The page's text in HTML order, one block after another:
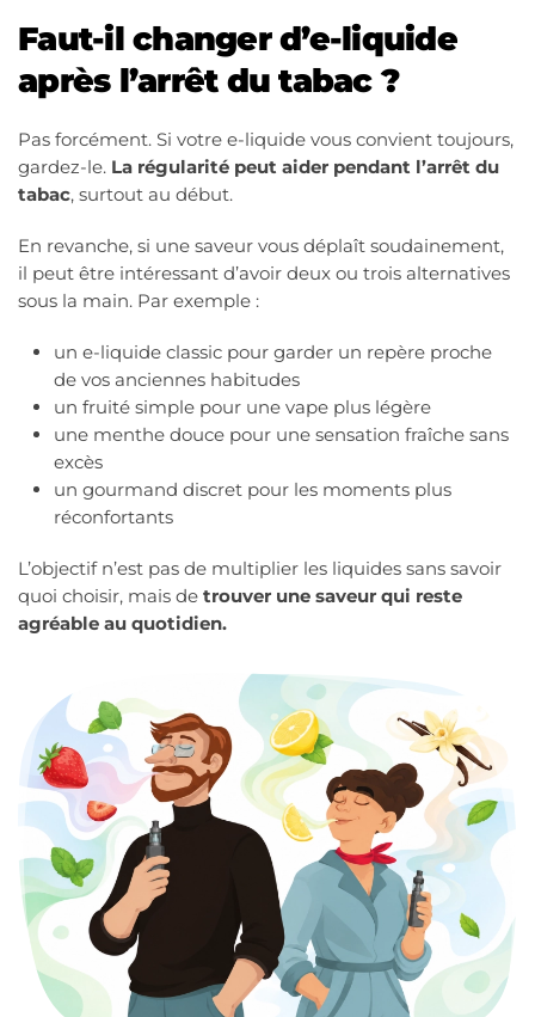
Faut-il changer d’e-liquide
après l’arrêt du tabac ?
Pas forcément. Si votre e-liquide vous convient toujours,
gardez-le. La régularité peut aider pendant l’arrêt du
tabac, surtout au début.
En revanche, si une saveur vous déplaît soudainement,
il peut être intéressant d’avoir deux ou trois alternatives
sous la main. Par exemple :
un e-liquide classic pour garder un repère proche
de vos anciennes habitudes
un fruité simple pour une vape plus légère
une menthe douce pour une sensation fraîche sans
excès
un gourmand discret pour les moments plus
réconfortants
L’objectif n’est pas de multiplier les liquides sans savoir
quoi choisir, mais de trouver une saveur qui reste
agréable au quotidien.